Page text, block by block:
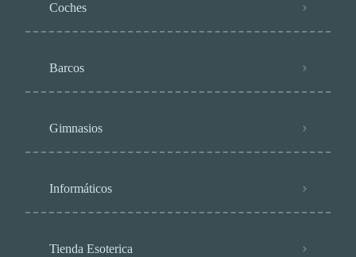
Coches
Barcos
Gimnasios
Informáticos
Tienda Esoterica